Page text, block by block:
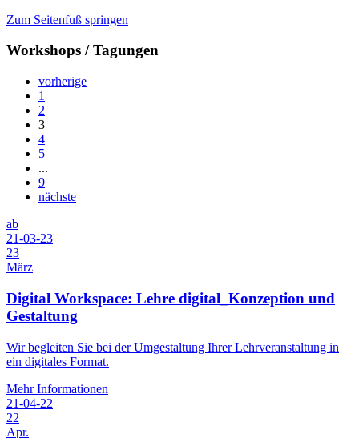
Zum Seitenfuß springen
Workshops / Tagungen
vorherige
1
2
3
4
5
...
9
nächste
ab
21-03-23
23
März
Digital Workspace: Lehre digital_Konzeption und
Gestaltung
Wir begleiten Sie bei der Umgestaltung Ihrer Lehrveranstaltung in
ein digitales Format.
Mehr Informationen
21-04-22
22
Apr.